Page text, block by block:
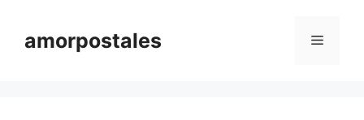
amorpostales 메